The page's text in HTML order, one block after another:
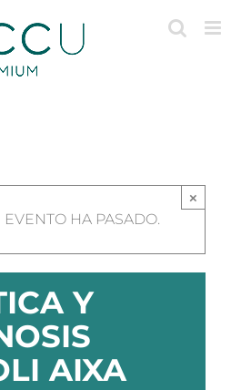
×
EVENTO HA PASADO.
Y
AIXA